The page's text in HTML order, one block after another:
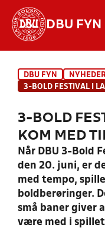
DBU FYN
DBU FYN
3-BOLD
KOM MED
Når DBU 3-Bold
den 20. juni, er
med tempo,
boldberøringer.
små baner giver
være med i